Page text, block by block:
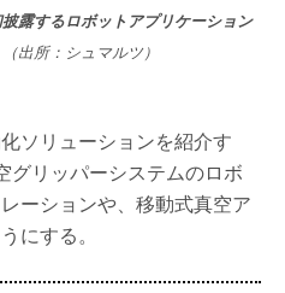
露するロボットアプリケーション
（出所：シュマルツ）
ソリューションを紹介す
グリッパーシステムのロボ
ーションや、移動式真空ア
にする。